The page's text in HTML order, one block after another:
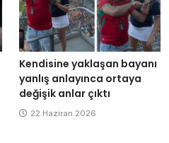
Kendisine yaklaşan bayanı
yanlış anlayınca ortaya
değişik anlar çıktı
22 Haziran 2026